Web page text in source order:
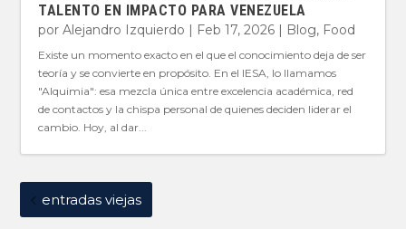
TALENTO EN IMPACTO PARA VENEZUELA
porAlejandro Izquierdo | Feb 17, 2026 | Blog, Food
Existe un momento exacto en el que el conocimiento deja de ser
teoría y se convierte en propósito. En el IESA, lo llamamos
"Alquimia": esa mezcla única entre excelencia académica, red
de contactos y la chispa personal de quienes deciden liderar el
cambio. Hoy, al dar...
entradas viejas